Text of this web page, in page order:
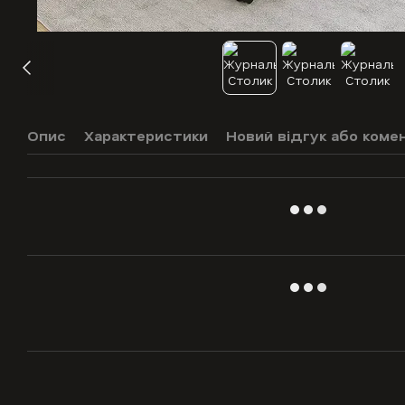
Опис Характеристики Новий відгук або